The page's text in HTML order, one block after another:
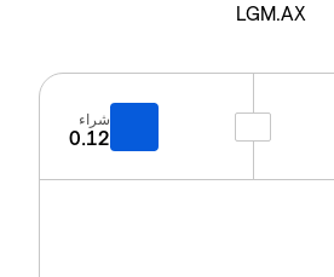
LGM.AX
شراء
0.12